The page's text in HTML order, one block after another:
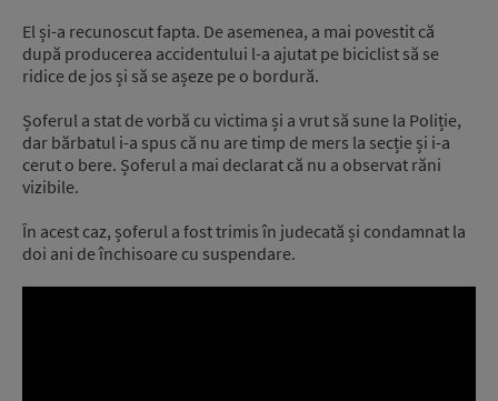
El și-a recunoscut fapta. De asemenea, a mai povestit că
după producerea accidentului l-a ajutat pe biciclist să se
ridice de jos și să se așeze pe o bordură.
Șoferul a stat de vorbă cu victima și a vrut să sune la Poliție,
dar bărbatul i-a spus că nu are timp de mers la secție și i-a
cerut o bere. Șoferul a mai declarat că nu a observat răni
vizibile.
În acest caz, șoferul a fost trimis în judecată și condamnat la
doi ani de închisoare cu suspendare.